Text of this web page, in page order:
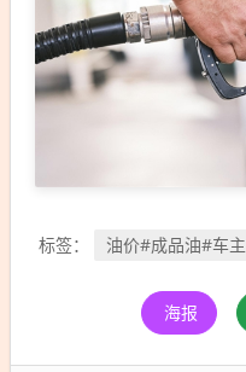
标签： 油价#成品油#车主
海报